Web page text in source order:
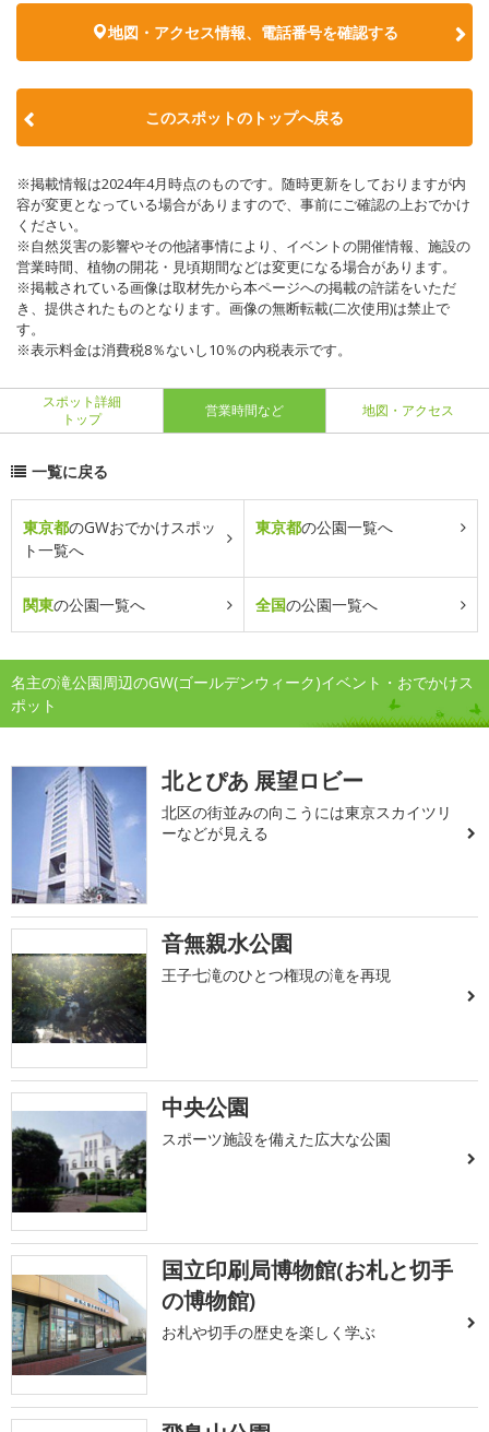
地図・アクセス情報、電話番号を確認する
このスポットのトップへ戻る
※掲載情報は2024年4月時点のものです。随時更新をしておりますが内
容が変更となっている場合がありますので、事前にご確認の上おでかけ
ください。
※自然災害の影響やその他諸事情により、イベントの開催情報、施設の
営業時間、植物の開花・見頃期間などは変更になる場合があります。
※掲載されている画像は取材先から本ページへの掲載の許諾をいただ
き、提供されたものとなります。画像の無断転載(二次使用)は禁止で
す。
※表示料金は消費税8％ないし10％の内税表示です。
スポット詳細
トップ
営業時間など 地図・アクセス
一覧に戻る
東京都のGWおでかけスポッ
ト一覧へ
東京都の公園一覧へ
関東の公園一覧へ 全国の公園一覧へ
名主の滝公園周辺のGW(ゴールデンウィーク)イベント・おでかけス
ポット
北とぴあ 展望ロビー
北区の街並みの向こうには東京スカイツリ
ーなどが見える
音無親水公園
王子七滝のひとつ権現の滝を再現
中央公園
スポーツ施設を備えた広大な公園
国立印刷局博物館(お札と切手
の博物館)
お札や切手の歴史を楽しく学ぶ